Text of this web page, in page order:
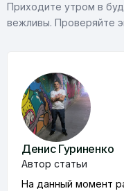
Приходите утром в
вежливы. Проверяйте
Денис Гуриненко
Автор статьи
На данный момент